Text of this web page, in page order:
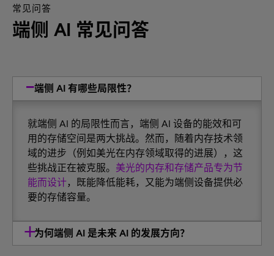
常见问答
端侧 AI 常见问答
端侧 AI 有哪些局限性？
就端侧 AI 的局限性而言，端侧 AI 设备的能效和可
用的存储空间是两大挑战。然而，随着内存技术领
域的进步（例如美光在内存领域取得的进展），这
些挑战正在被克服。 美光的内存和存储产品专为节
能而设计，既能降低能耗，又能为端侧设备提供必
要的存储容量。
为何端侧 AI 是未来 AI 的发展方向？